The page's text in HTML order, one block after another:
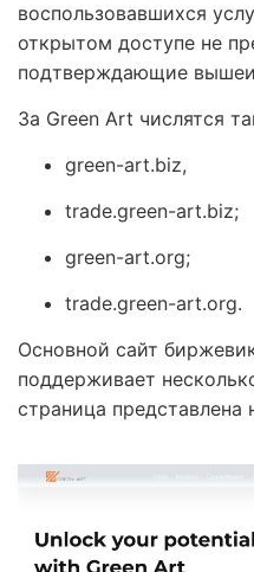
воспользовавшихся
открытом доступе не
подтверждающие
За Green Art числятся
green-art.biz,
trade.green-art.biz;
green-art.org;
trade.green-art.org.
Основной сайт
поддерживает
страница представлена